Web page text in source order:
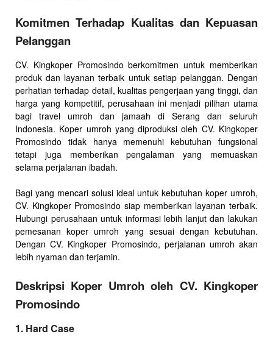
Komitmen Terhadap Kualitas dan Kepuasan
Pelanggan
CV. Kingkoper Promosindo berkomitmen untuk memberikan
produk dan layanan terbaik untuk setiap pelanggan. Dengan
perhatian terhadap detail, kualitas pengerjaan yang tinggi, dan
harga yang kompetitif, perusahaan ini menjadi pilihan utama
bagi travel umroh dan jamaah di Serang dan seluruh
Indonesia. Koper umroh yang diproduksi oleh CV. Kingkoper
Promosindo tidak hanya memenuhi kebutuhan fungsional
tetapi juga memberikan pengalaman yang memuaskan
selama perjalanan ibadah.
Bagi yang mencari solusi ideal untuk kebutuhan koper umroh,
CV. Kingkoper Promosindo siap memberikan layanan terbaik.
Hubungi perusahaan untuk informasi lebih lanjut dan lakukan
pemesanan koper umroh yang sesuai dengan kebutuhan.
Dengan CV. Kingkoper Promosindo, perjalanan umroh akan
lebih nyaman dan terjamin.
Deskripsi Koper Umroh oleh CV. Kingkoper
Promosindo
1. Hard Case